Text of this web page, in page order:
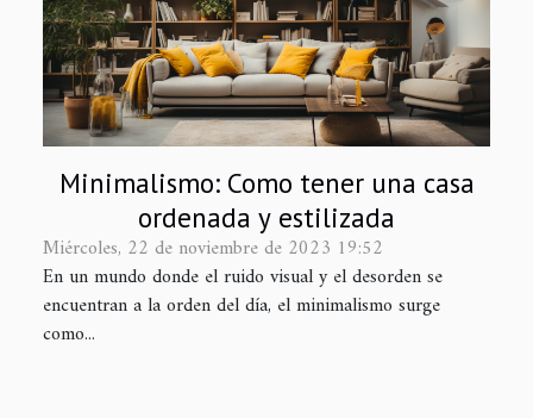
Minimalismo: Como tener una casa
ordenada y estilizada
Miércoles, 22 de noviembre de 2023 19:52
En un mundo donde el ruido visual y el desorden se
encuentran a la orden del día, el minimalismo surge
como...